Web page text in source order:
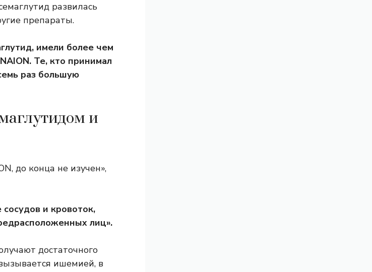
развилась
препараты.
имели более чем
Те, кто принимал
раз большую
и
до конца не изучен»,
и кровоток,
лиц».
достаточного
ишемией, в